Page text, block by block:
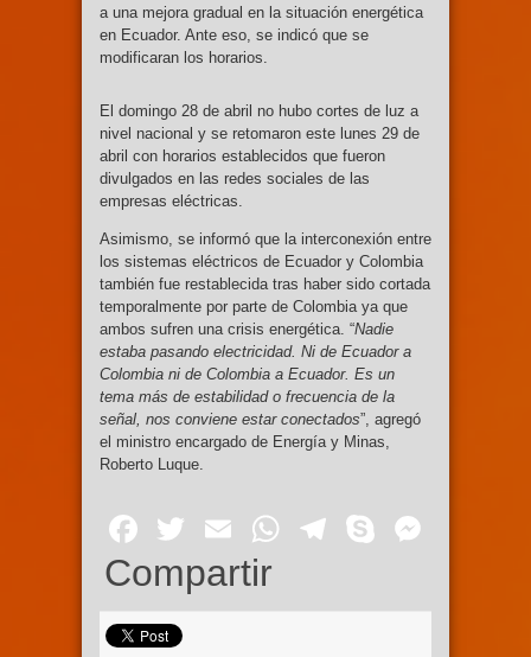
a una mejora gradual en la situación energética
en Ecuador. Ante eso, se indicó que se
modificaran los horarios.
El domingo 28 de abril no hubo cortes de luz a
nivel nacional y se retomaron este lunes 29 de
abril con horarios establecidos que fueron
divulgados en las redes sociales de las
empresas eléctricas.
Asimismo, se informó que la interconexión entre
los sistemas eléctricos de Ecuador y Colombia
también fue restablecida tras haber sido cortada
temporalmente por parte de Colombia ya que
ambos sufren una crisis energética. “Nadie
estaba pasando electricidad. Ni de Ecuador a
Colombia ni de Colombia a Ecuador. Es un
tema más de estabilidad o frecuencia de la
señal, nos conviene estar conectados”, agregó
el ministro encargado de Energía y Minas,
Roberto Luque.
Facebook
Twitter
EmailWhatsApp
Telegram
Skype
Compartir